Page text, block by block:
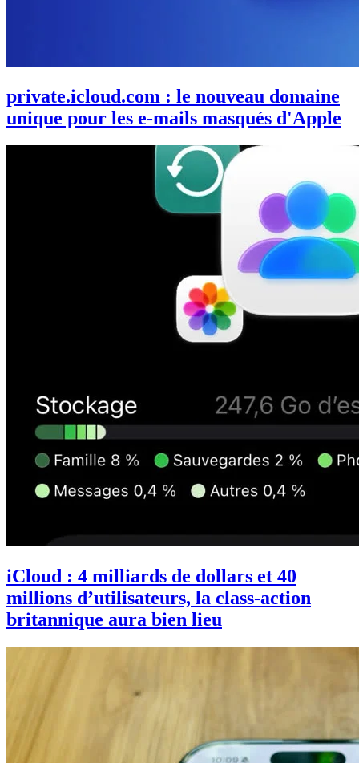
private.icloud.com : le nouveau domaine
unique pour les e-mails masqués d'Apple
iCloud : 4 milliards de dollars et 40
millions d’utilisateurs, la class-action
britannique aura bien lieu